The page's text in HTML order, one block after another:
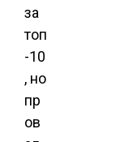
за
топ
-10
, но
пр
ов